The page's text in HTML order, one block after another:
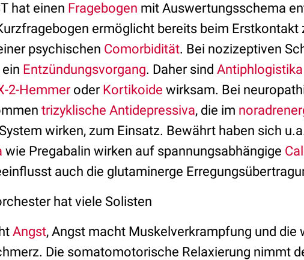
hat einen Fragebogen mit Auswertungsschema
ermöglicht bereits beim Erstkontakt
psychischen Comorbidität. Bei nozizeptiven
Entzündungsvorgang. Daher sind Antiphlogistika
2-Hemmeroder Kortikoide wirksam. Bei
trizyklische Antidepressiva, die im
System wirken, zum Einsatz. Bewährt haben sich
wie Pregabalin wirken auf spannungsabhängige
auch die glutaminerge
hat viele Solisten
Angst, Angst macht Muskelverkrampfung und die
Die somatomotorische Relaxierung nimmt